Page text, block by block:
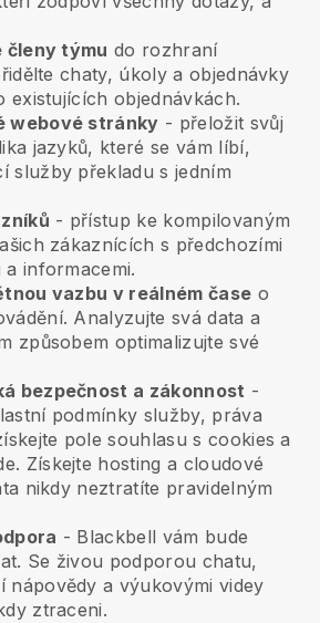
členy týmu do rozhraní
chaty, úkoly a objednávky
existujících objednávkách.
webové stránky - přeložit svůj
jazyků, které se vám líbí,
služby překladu s jedním
- přístup ke kompilovaným
zákaznících s předchozími
informacemi.
vazbu v reálném čase o
Analyzujte svá data a
způsobem optimalizujte své
bezpečnost a zákonnost -
podmínky služby, práva
pole souhlasu s cookies a
Získejte hosting a cloudové
nikdy neztratíte pravidelným
- Blackbell vám bude
Se živou podporou chatu,
nápovědy a výukovými videy
ztraceni.